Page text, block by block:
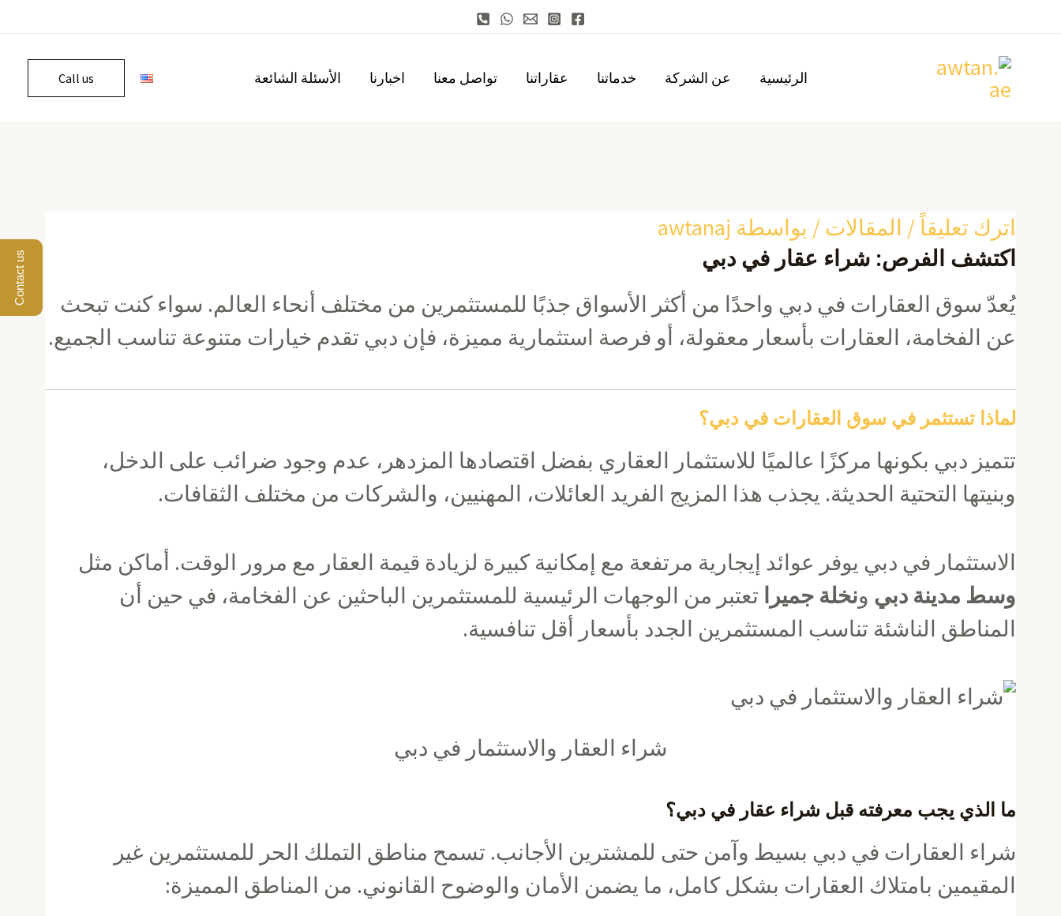
المحتوى
الرئيسية عن الشركة خدماتنا عقاراتنا تواصل معنا اخبارنا الأسئلة الشائعة Call us
اترك تعليقاً/ المقالات/ بواسطة awtanaj
اكتشف الفرص: شراء عقار في دبي
يُعدّ سوق العقارات في دبي واحدًا من أكثر الأسواق جذبًا للمستثمرين من مختلف أنحاء العالم. سواء كنت تبحث
عن الفخامة، العقارات بأسعار معقولة، أو فرصة استثمارية مميزة، فإن دبي تقدم خيارات متنوعة تناسب الجميع.
لماذا تستثمر في سوق العقارات في دبي؟
تتميز دبي بكونها مركزًا عالميًا للاستثمار العقاري بفضل اقتصادها المزدهر، عدم وجود ضرائب على الدخل،
وبنيتها التحتية الحديثة. يجذب هذا المزيج الفريد العائلات، المهنيين، والشركات من مختلف الثقافات.
الاستثمار في دبي يوفر عوائد إيجارية مرتفعة مع إمكانية كبيرة لزيادة قيمة العقار مع مرور الوقت. أماكن مثل
وسط مدينة دبي ونخلة جميرا تعتبر من الوجهات الرئيسية للمستثمرين الباحثين عن الفخامة، في حين أن
المناطق الناشئة تناسب المستثمرين الجدد بأسعار أقل تنافسية.
شراء العقار والاستثمار في دبي
ما الذي يجب معرفته قبل شراء عقار في دبي؟
شراء العقارات في دبي بسيط وآمن حتى للمشترين الأجانب. تسمح مناطق التملك الحر للمستثمرين غير
المقيمين بامتلاك العقارات بشكل كامل، ما يضمن الأمان والوضوح القانوني. من المناطق المميزة:
Post
navigation
Contact us